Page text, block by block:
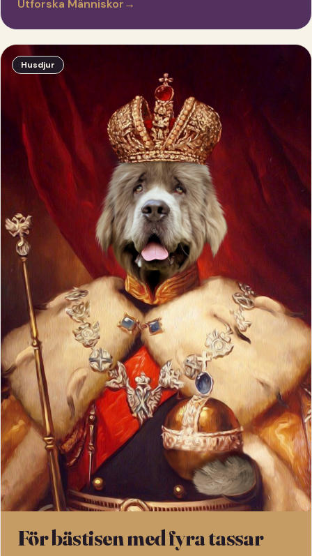
Utforska Människor→
Husdjur
För bästisen med fyra tassar